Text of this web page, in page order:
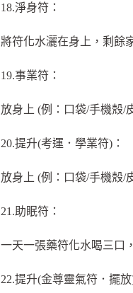
18.淨身符：
將符化水灑在身上，剩餘
19.事業符：
放身上 (例：口袋/手機殼/
20.提升(考運．學業符)：
放身上 (例：口袋/手機殼/
21.助眠符：
一天一張藥符化水喝三口
22.提升(金尊靈氣符．擺放)